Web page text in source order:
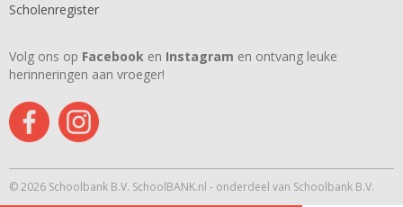
Scholenregister
Volg ons op Facebook en Instagram en ontvang leuke
herinneringen aan vroeger!
© 2026 Schoolbank B.V. SchoolBANK.nl - onderdeel van Schoolbank B.V.